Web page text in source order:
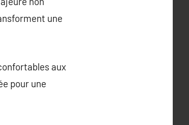
une
aux
pour une